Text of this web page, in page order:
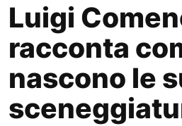
Luigi
racconta
nascono le